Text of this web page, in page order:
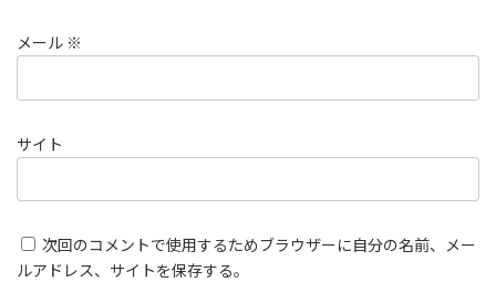
メール ※
サイト
次回のコメントで使用するためブラウザーに自分の名前、メー
ルアドレス、サイトを保存する。